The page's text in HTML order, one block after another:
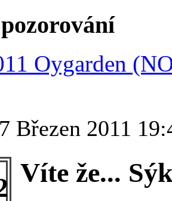
Oygarden
Březen 2011
Víte že...